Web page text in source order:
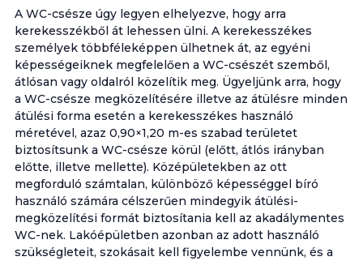
A WC-csésze úgy legyen elhelyezve, hogy arra
kerekesszékből át lehessen ülni. A kerekesszékes
személyek többféleképpen ülhetnek át, az egyéni
képességeiknek megfelelően a WC-csészét szemből,
átlósan vagy oldalról közelítik meg. Ügyeljünk arra, hogy
a WC-csésze megközelítésére illetve az átülésre minden
átülési forma esetén a kerekesszékes használó
méretével, azaz 0,90×1,20 m-es szabad területet
biztosítsunk a WC-csésze körül (előtt, átlós irányban
előtte, illetve mellette). Középületekben az ott
megforduló számtalan, különböző képességgel bíró
használó számára célszerűen mindegyik átülési-
megközelítési formát biztosítania kell az akadálymentes
WC-nek. Lakóépületben azonban az adott használó
szükségleteit, szokásait kell figyelembe vennünk, és a